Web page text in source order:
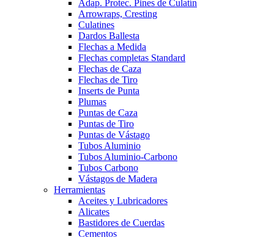
Adap. Protec. Pines de Culatín
Arrowraps, Cresting
Culatines
Dardos Ballesta
Flechas a Medida
Flechas completas Standard
Flechas de Caza
Flechas de Tiro
Inserts de Punta
Plumas
Puntas de Caza
Puntas de Tiro
Puntas de Vástago
Tubos Aluminio
Tubos Aluminio-Carbono
Tubos Carbono
Vástagos de Madera
Herramientas
Aceites y Lubricadores
Alicates
Bastidores de Cuerdas
Cementos